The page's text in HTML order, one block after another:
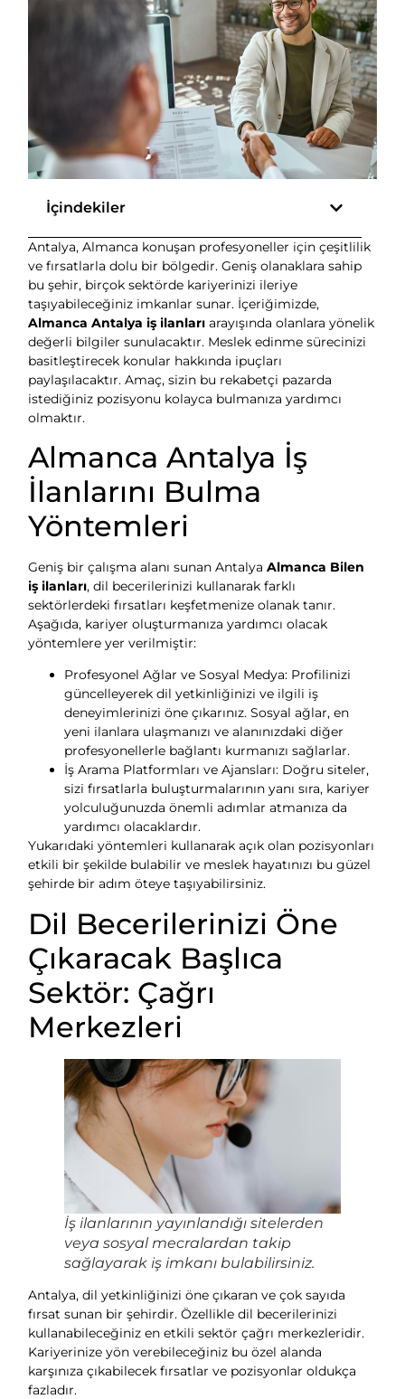
İçindekiler
Antalya, Almanca konuşan profesyoneller için çeşitlilik
ve fırsatlarla dolu bir bölgedir. Geniş olanaklara sahip
bu şehir, birçok sektörde kariyerinizi ileriye
taşıyabileceğiniz imkanlar sunar. İçeriğimizde,
Almanca Antalya iş ilanları arayışında olanlara yönelik
değerli bilgiler sunulacaktır. Meslek edinme sürecinizi
basitleştirecek konular hakkında ipuçları
paylaşılacaktır. Amaç, sizin bu rekabetçi pazarda
istediğiniz pozisyonu kolayca bulmanıza yardımcı
olmaktır.
Almanca Antalya İş
İlanlarını Bulma
Yöntemleri
Geniş bir çalışma alanı sunan AntalyaAlmanca Bilen
iş ilanları, dil becerilerinizi kullanarak farklı
sektörlerdeki fırsatları keşfetmenize olanak tanır.
Aşağıda, kariyer oluşturmanıza yardımcı olacak
yöntemlere yer verilmiştir:
Profesyonel Ağlar ve Sosyal Medya: Profilinizi
güncelleyerek dil yetkinliğinizi ve ilgili iş
deneyimlerinizi öne çıkarınız. Sosyal ağlar, en
yeni ilanlara ulaşmanızı ve alanınızdaki diğer
profesyonellerle bağlantı kurmanızı sağlarlar.
İş Arama Platformları ve Ajansları: Doğru siteler,
sizi fırsatlarla buluşturmalarının yanı sıra, kariyer
yolculuğunuzda önemli adımlar atmanıza da
yardımcı olacaklardır.
Yukarıdaki yöntemleri kullanarak açık olan pozisyonları
etkili bir şekilde bulabilir ve meslek hayatınızı bu güzel
şehirde bir adım öteye taşıyabilirsiniz.
Dil Becerilerinizi Öne
Çıkaracak Başlıca
Sektör: Çağrı
Merkezleri
İş ilanlarının yayınlandığı sitelerden
veya sosyal mecralardan takip
sağlayarak iş imkanı bulabilirsiniz.
Antalya, dil yetkinliğinizi öne çıkaran ve çok sayıda
fırsat sunan bir şehirdir. Özellikle dil becerilerinizi
kullanabileceğiniz en etkili sektör çağrı merkezleridir.
Kariyerinize yön verebileceğiniz bu özel alanda
karşınıza çıkabilecek fırsatlar ve pozisyonlar oldukça
fazladır.